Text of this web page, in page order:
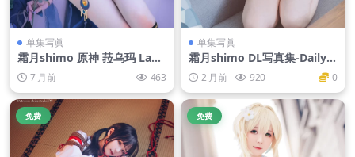
单集写眞
霜月shimo 原神 菈乌玛 Lau
ma [24P-44M]
7 月前 463
单集写眞
霜月shimo DL写真集-Dailyデ
イリーしも Vol.04[116P-144
M]2 月前 920 0
免费 免费